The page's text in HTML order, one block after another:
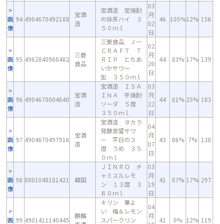
画
像
94 4904670492188
宝酒
造
宝酒造 宝焼酎
の抹茶ハイ ３
５０ｍｌ
03
月
02
日
46 105%12% 156
画
像
95 4962840968482
三菱
食品
三菱食品 Ｊー
ＣＲＡＦＴ Ｔ
ＲＩＰ とちあ
いかサワー
缶 ３５０ｍｌ
02
月
20
日
44 83% 17% 139
画
像
96 4904670004640
宝酒
造
宝酒造 ＩＳＡ
ＩＮＡ 芋焼酎
ソーダ ５度
３５０ｍｌ
03
月
22
日
44 81% 25% 183
画
像
97 4904670497916
宝酒
造
宝酒造 タカラ
発酵蒸留サワ
ー 平日の３
度 うめ ３５
０ｍｌ
04
月
07
日
43 86% 7% 138
画
像
98 8801048181421 韓国
ＪＩＮＲＯ チ
ャミスルレモ
ン １３度 ３
６０ｍｌ
03
月
19
日
41 87% 17% 297
画 99 4901411140445
麒麟
キリン 華よ
い 梅＆レモン
スパークリン
04
月
41 0% 12% 119